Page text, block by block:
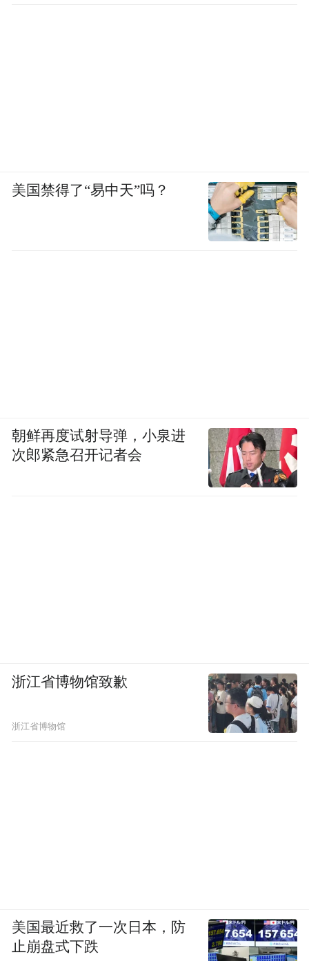
美国禁得了“易中天”吗？
朝鲜再度试射导弹，小泉进
次郎紧急召开记者会
浙江省博物馆致歉
浙江省博物馆
美国最近救了一次日本，防
止崩盘式下跌